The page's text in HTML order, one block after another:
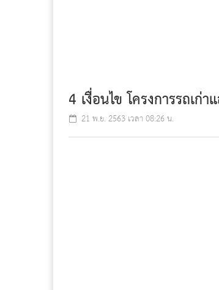
4 เงื่อนไข โครงการรถเ
21 พ.ย. 2563 เวลา 08:26 น.